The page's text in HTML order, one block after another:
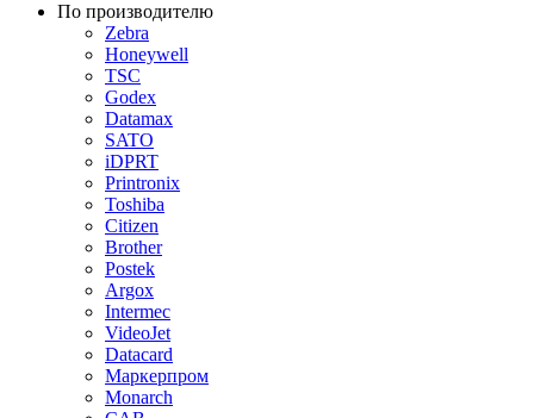
По производителю
Zebra
Honeywell
TSC
Godex
Datamax
SATO
iDPRT
Printronix
Toshiba
Citizen
Brother
Postek
Argox
Intermec
VideoJet
Datacard
Маркерпром
Monarch